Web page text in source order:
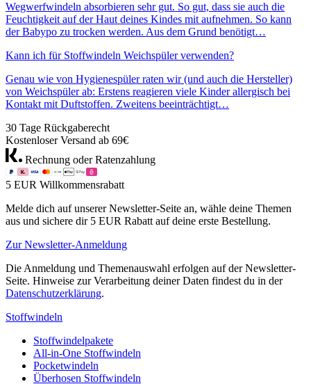
Wegwerfwindeln absorbieren sehr gut. So gut, dass sie auch die
Feuchtigkeit auf der Haut deines Kindes mit aufnehmen. So kann
der Babypo zu trocken werden. Aus dem Grund benötigt…
Kann ich für Stoffwindeln Weichspüler verwenden?
Genau wie von Hygienespüler raten wir (und auch die Hersteller)
von Weichspüler ab: Erstens reagieren viele Kinder allergisch bei
Kontakt mit Duftstoffen. Zweitens beeinträchtigt…
30 Tage Rückgaberecht
Kostenloser Versand ab 69€
Rechnung oder Ratenzahlung
5 EUR Willkommensrabatt
Melde dich auf unserer Newsletter-Seite an, wähle deine Themen
aus und sichere dir 5 EUR Rabatt auf deine erste Bestellung.
Zur Newsletter-Anmeldung
Die Anmeldung und Themenauswahl erfolgen auf der Newsletter-
Seite. Hinweise zur Verarbeitung deiner Daten findest du in der
Datenschutzerklärung.
Stoffwindeln
Stoffwindelpakete
All-in-One Stoffwindeln
Pocketwindeln
Überhosen Stoffwindeln